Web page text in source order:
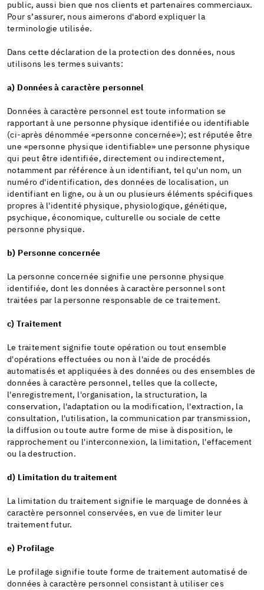
public, aussi bien que nos clients et partenaires commerciaux.
Pour s’assurer, nous aimerons d'abord expliquer la
terminologie utilisée.
Dans cette déclaration de la protection des données, nous
utilisons les termes suivants:
a) Données à caractère personnel
Données à caractère personnel est toute information se
rapportant à une personne physique identifiée ou identifiable
(ci-après dénommée «personne concernée»); est réputée être
une «personne physique identifiable» une personne physique
qui peut être identifiée, directement ou indirectement,
notamment par référence à un identifiant, tel qu'un nom, un
numéro d'identification, des données de localisation, un
identifiant en ligne, ou à un ou plusieurs éléments spécifiques
propres à l'identité physique, physiologique, génétique,
psychique, économique, culturelle ou sociale de cette
personne physique.
b) Personne concernée
La personne concernée signifie une personne physique
identifiée, dont les données à caractère personnel sont
traitées par la personne responsable de ce traitement.
c) Traitement
Le traitement signifie toute opération ou tout ensemble
d'opérations effectuées ou non à l'aide de procédés
automatisés et appliquées à des données ou des ensembles de
données à caractère personnel, telles que la collecte,
l'enregistrement, l'organisation, la structuration, la
conservation, l'adaptation ou la modification, l'extraction, la
consultation, l'utilisation, la communication par transmission,
la diffusion ou toute autre forme de mise à disposition, le
rapprochement ou l'interconnexion, la limitation, l'effacement
ou la destruction.
d) Limitation du traitement
La limitation du traitement signifie le marquage de données à
caractère personnel conservées, en vue de limiter leur
traitement futur.
e) Profilage
Le profilage signifie toute forme de traitement automatisé de
données à caractère personnel consistant à utiliser ces